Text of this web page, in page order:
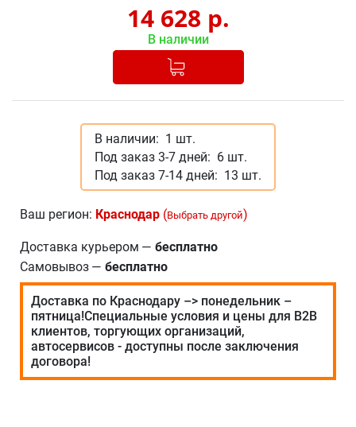
14 628 р.
В наличии
Добавлено в корзину
В наличии: 1 шт.
Под заказ 3-7 дней: 6 шт.
Под заказ 7-14 дней: 13 шт.
Ваш регион: Краснодар (Выбрать другой)
Доставка курьером — бесплатно
Самовывоз — бесплатно
Доставка по Краснодару –> понедельник –
пятница!Специальные условия и цены для В2В
клиентов, торгующих организаций,
автосервисов - доступны после заключения
договора!